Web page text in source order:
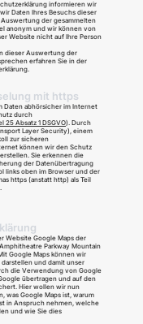
informieren wir
Daten Ihres Besuchs dieser
der gesammelten
anonym und wir können von
Website nicht auf Ihre Person
dieser Auswertung der
erfahren Sie in der
mit https
Daten abhörsicher im Internet
durch
25 Absatz 1 DSGVO). Durch
Layer Security), einem
zur sicheren
können wir den Schutz
Sie erkennen die
der Datenübertragung
links oben im Browser und der
https (anstatt http) als Teil
Website Google Maps der
Parkway Mountain
Google Maps können wir
und damit unser
die Verwendung von Google
übertragen und auf den
Hier wollen wir nun
was Google Maps ist, warum
in Anspruch nehmen, welche
und wie Sie dies